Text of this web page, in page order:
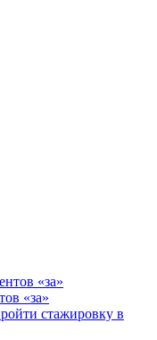
«за»